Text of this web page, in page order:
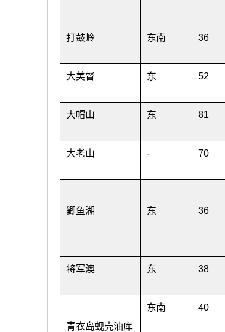
打鼓岭 东南 36
大美督 东 52
大帽山 东 81
大老山 - 70
鲫鱼湖 东 36
将军澳 东 38
青衣岛蚬壳油库
东南 40